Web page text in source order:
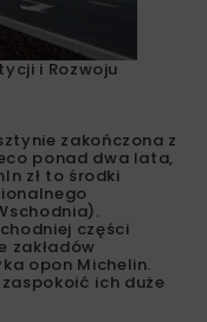
i Rozwoju
zakończona z
ponad dwa lata,
zł to środki
części
zakładów
opon Michelin.
ich duże